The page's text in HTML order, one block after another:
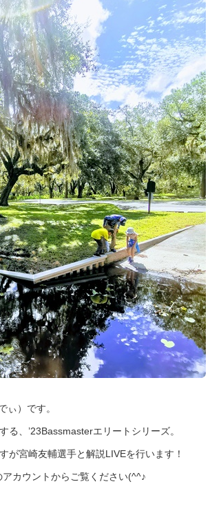
ぃ）です。
、’23Bassmasterエリートシリーズ。
が宮崎友輔選手と解説LIVEを行います！
カウントからご覧ください(^^♪